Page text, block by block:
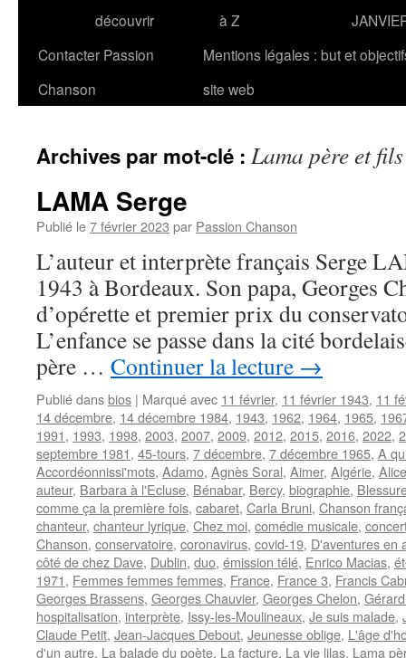
découvrir
à Z
Contacter Passion
Chanson
Mentions légales : but et
site web
Archives par mot-clé : Lama père et fils
LAMA Serge
Publié le7 février 2023 par Passion Chanson
L’auteur et interprète français Serge
1943 à Bordeaux. Son papa, Georges
d’opérette et premier prix du
L’enfance se passe dans la cité
père … Continuer la lecture →
Publié dansbios | Marqué avec 11 février, 11 février 1943, 11
14 décembre, 14 décembre 1984, 1943, 1962, 1964, 1965,
1991, 1993, 1998, 2003, 2007, 2009, 2012, 2015, 2016, 2022,
septembre 1981, 45-tours, 7 décembre, 7 décembre 1965, A
Accordéonnissi'mots, Adamo, Agnès Soral, Aimer, Algérie,
auteur, Barbara à l'Ecluse, Bénabar, Bercy, biographie,
comme ça la première fois, cabaret, Carla Bruni, Chanson
chanteur, chanteur lyrique, Chez moi, comédie musicale,
Chanson, conservatoire, coronavirus, covid-19, D'aventures en
côté de chez Dave, Dublin, duo, émission télé, Enrico Macias,
1971, Femmes femmes femmes, France, France 3, Francis
Georges Brassens, Georges Chauvier, Georges Chelon,
hospitalisation, interprète, Issy-les-Moulineaux, Je suis malade,
Claude Petit, Jean-Jacques Debout, Jeunesse oblige, L'âge
d'un autre, La balade du poète, La facture, La vie lilas, Lama